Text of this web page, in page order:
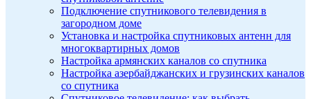
Подключение спутникового телевидения в
загородном доме
Установка и настройка спутниковых антенн для
многоквартирных домов
Настройка армянских каналов со спутника
Настройка азербайджанских и грузинских каналов
со спутника